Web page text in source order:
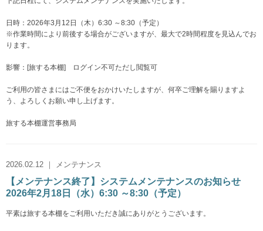
日時：2026年3月12日（木）6:30 ～8:30（予定）
※作業時間により前後する場合がございますが、最大で2時間程度を見込んでお
ります。
影響：[旅する本棚] ログイン不可ただし閲覧可
ご利用の皆さまにはご不便をおかけいたしますが、何卒ご理解を賜りますよ
う、よろしくお願い申し上げます。
旅する本棚運営事務局
2026.02.12 ｜ メンテナンス
【メンテナンス終了】システムメンテナンスのお知らせ
2026年2月18日（水）6:30 ～8:30（予定）
平素は旅する本棚をご利用いただき誠にありがとうございます。